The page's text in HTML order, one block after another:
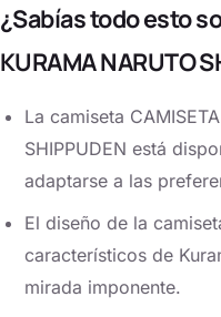
¿Sabías todo esto
KURAMA NARUTO
La camiseta
SHIPPUDEN está
adaptarse a las
El diseño de la
característicos de
mirada imponente.